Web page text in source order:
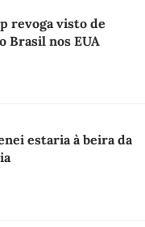
revoga visto de
Brasil nos EUA
estaria à beira da